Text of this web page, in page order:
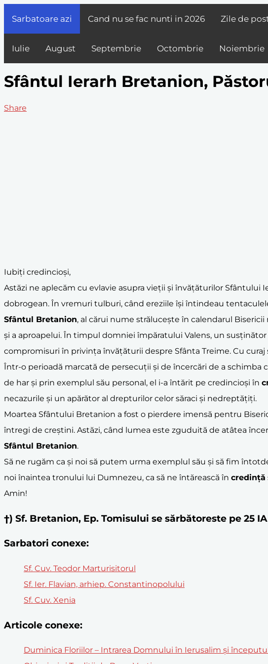
Sarbatoare azi Cand nu se fac nunti in 2026 Zile de
Iulie August Septembrie Octombrie Noiembrie
Sfântul Ierarh Bretanion,
Share
Iubiți credincioși,
Astăzi ne aplecăm cu evlavie asupra vieții și învățăturilor Sfântului
dobrogean. În vremuri tulburi, când ereziile își întindeau
Sfântul Bretanion, al cărui nume strălucește în calendarul
și a aproapelui. În timpul domniei împăratului Valens, un
compromisuri în privința învățăturii despre Sfânta Treime. Cu curaj
Într-o perioadă marcată de persecuții și de încercări de a schimba
de har și prin exemplul său personal, el i-a întărit pe credincioși în
necazurile și un apărător al drepturilor celor săraci și nedreptățiți.
Moartea Sfântului Bretanion a fost o pierdere imensă pentru
întregi de creștini. Astăzi, când lumea este zguduită de atâtea
Sfântul Bretanion.
Să ne rugăm ca și noi să putem urma exemplul său și să fim
noi înaintea tronului lui Dumnezeu, ca să ne întărească în credință
Amin!
†) Sf. Bretanion, Ep. Tomisului se sărbătoreste pe 25
Sarbatori conexe:
Sf. Cuv. Teodor Marturisitorul
Sf. Ier. Flavian, arhiep. Constantinopolului
Sf. Cuv. Xenia
Articole conexe:
Duminica Floriilor – Intrarea Domnului în Ierusalim și